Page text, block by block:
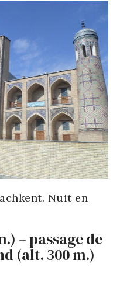
Nuit en
– passage de
(alt. 300 m.)